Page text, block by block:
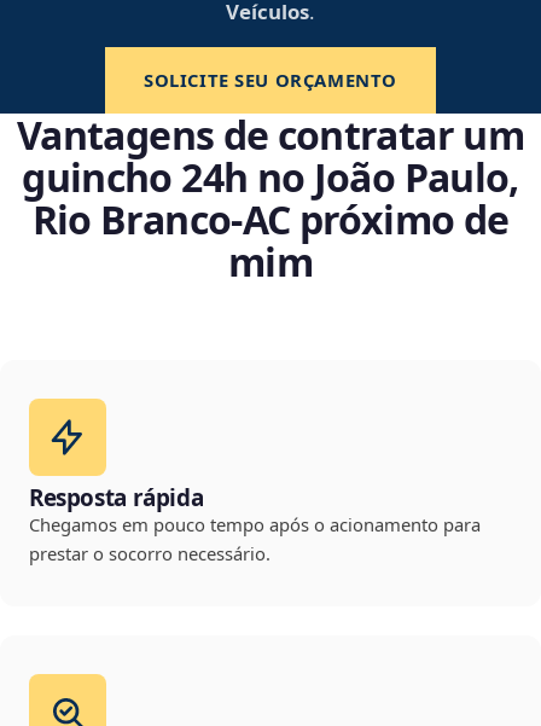
Veículos.
SOLICITE SEU ORÇAMENTO
Vantagens de contratar um
guincho 24h no João Paulo,
Rio Branco‑AC próximo de
mim
Resposta rápida
Chegamos em pouco tempo após o acionamento para
prestar o socorro necessário.